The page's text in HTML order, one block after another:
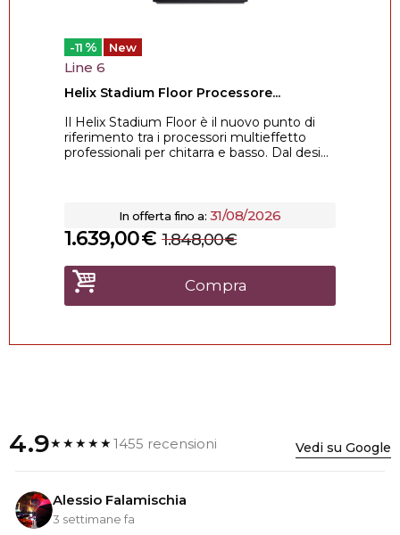
-11 % New
Line 6
Helix Stadium Floor Processore...
Il Helix Stadium Floor è il nuovo punto di
riferimento tra i processori multieffetto
professionali per chitarra e basso. Dal desi...
In offerta fino a: 31/08/2026
€
1.639,00 €
1.848,00
Compra
4.9★★★★★1455 recensioni Vedi su Google
Alessio Falamischia
3 settimane fa